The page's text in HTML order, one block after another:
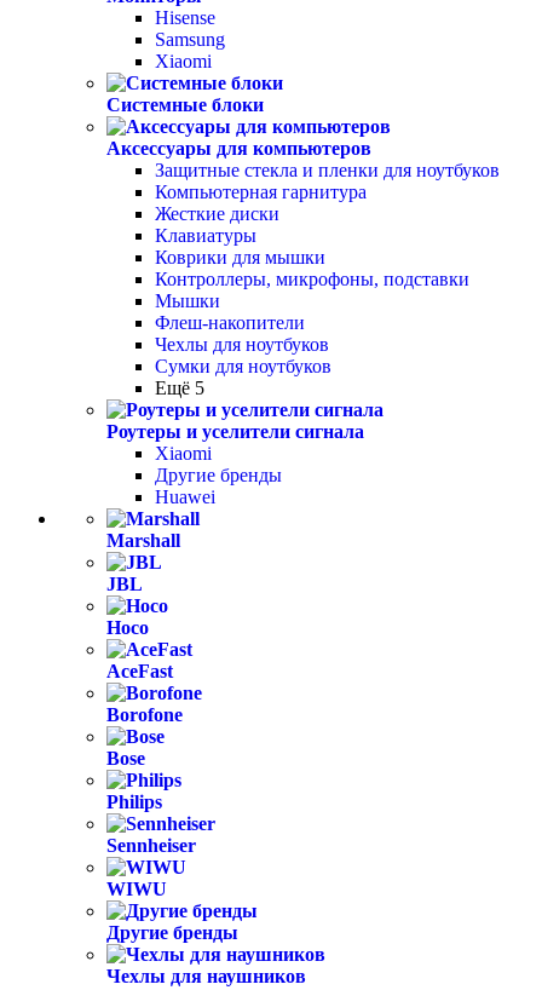
Hisense
Samsung
Xiaomi
Системные блоки
Аксессуары для компьютеров
Защитные стекла и пленки для ноутбуков
Компьютерная гарнитура
Жесткие диски
Клавиатуры
Коврики для мышки
Контроллеры, микрофоны, подставки
Мышки
Флеш-накопители
Чехлы для ноутбуков
Сумки для ноутбуков
Ещё 5
Роутеры и уселители сигнала
Xiaomi
Другие бренды
Huawei
Marshall
JBL
Hoco
AceFast
Borofone
Bose
Philips
Sennheiser
WIWU
Другие бренды
Чехлы для наушников